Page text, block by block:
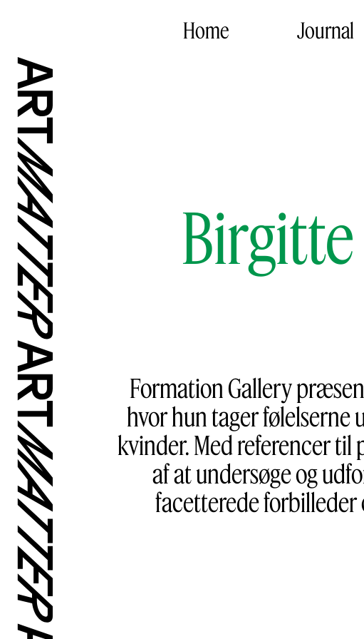
Home Journal
Formation Gallery
hvor hun tager
kvinder. Med referencer
af at undersøge og
facetterede forbilleder